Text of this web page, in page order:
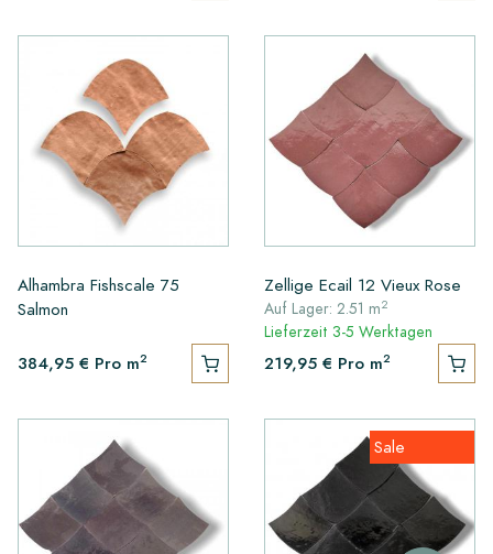
Alhambra Fishscale 75
Salmon
384,95 € Pro m2
Zellige Ecail 12 Vieux Rose
Auf Lager: 2.51 m2
Lieferzeit 3-5 Werktagen
219,95 € Pro m2
Sale